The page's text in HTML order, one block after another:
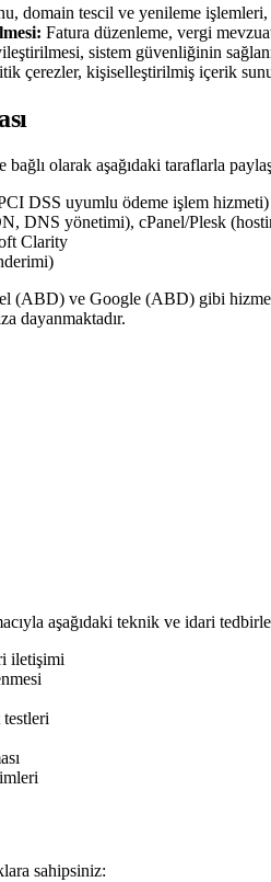
domain tescil ve yenileme
Fatura düzenleme, vergi
sistem güvenliğinin
çerezler, kişiselleştirilmiş içerik
olarak aşağıdaki taraflarla
DSS uyumlu ödeme işlem hizmeti)
DNS yönetimi), cPanel/Plesk
Clarity
ve Google (ABD) gibi hizmet
dayanmaktadır.
aşağıdaki teknik ve idari
iletişimi
sahipsiniz: